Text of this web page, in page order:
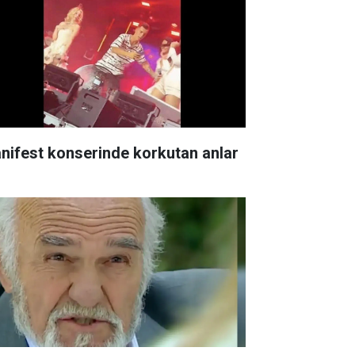
konserinde korkutan anlar